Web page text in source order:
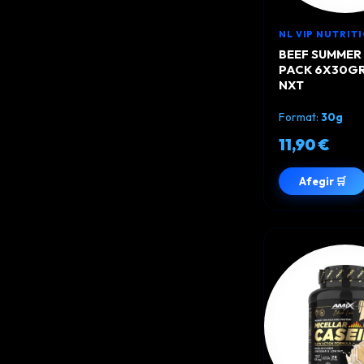
NL VIP
BEEF
PACK
NXT
Format: 30g
11,90 €
Afegir 🛒